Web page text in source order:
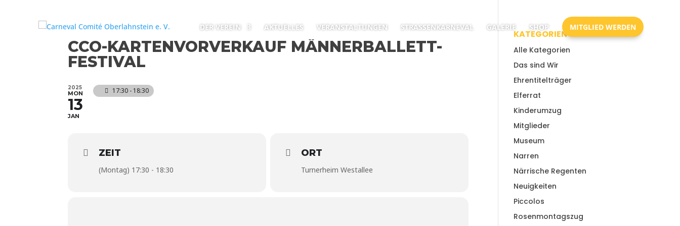
DER VEREIN AKTUELLES VERANSTALTUNGEN STRASSENKARNEVAL GALERIE SHOP MITGLIED WERDEN
CCO-KARTENVORVERKAUF MÄNNERBALLETT-
FESTIVAL
2025
MON
13
JAN
17:30 - 18:30
ZEIT
(Montag) 17:30 - 18:30
ORT
Turnerheim Westallee
KATEGORIEN
Alle Kategorien
Das sind Wir
Ehrentitelträger
Elferrat
Kinderumzug
Mitglieder
Museum
Narren
Närrische Regenten
Neuigkeiten
Piccolos
Rosenmontagszug